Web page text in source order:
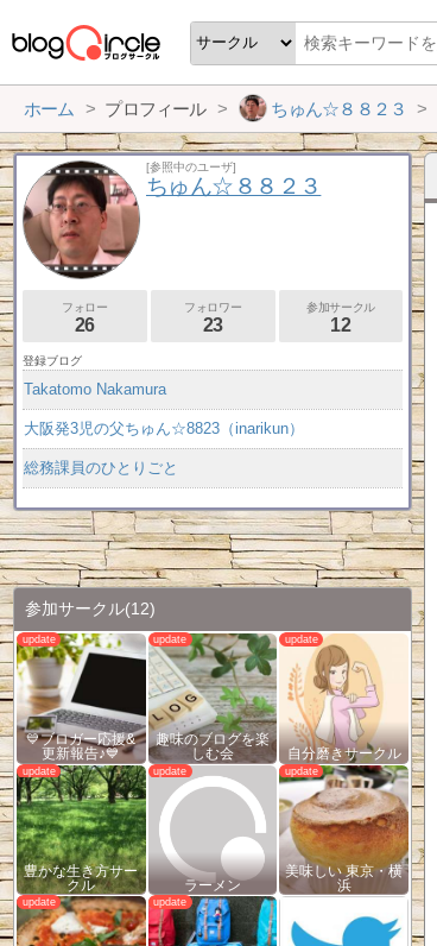
ホーム プロフィール ちゅん☆８８２３
[参照中のユーザ]
ちゅん☆８８２３
フォロー
26
フォロワー
23
参加サークル
12
登録ブログ
Takatomo Nakamura
大阪発3児の父ちゅん☆8823（inarikun）
総務課員のひとりごと
参加サークル(12)
💙ブロガー応援&
更新報告♪💙
趣味のブログを楽
しむ会
自分磨きサークル
豊かな生き方サー
クル
ラーメン
美味しい 東京・横
浜